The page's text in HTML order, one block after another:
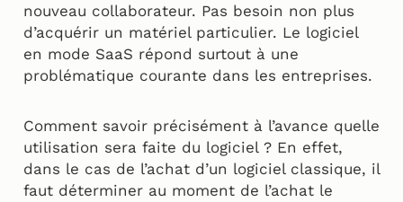
nouveau collaborateur. Pas besoin non plus
d’acquérir un matériel particulier. Le logiciel
en mode SaaS répond surtout à une
problématique courante dans les entreprises.
Comment savoir précisément à l’avance quelle
utilisation sera faite du logiciel ? En effet,
dans le cas de l’achat d’un logiciel classique, il
faut déterminer au moment de l’achat le